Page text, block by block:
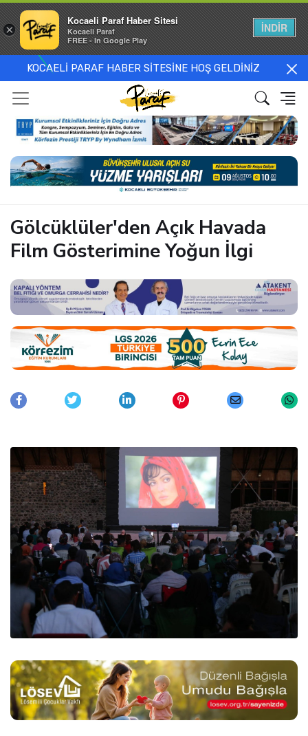
KOCAELİ PARAF HABER SİTESİNE HOŞ GELDİNİZ
Gölcüklüler'den Açık Havada
Film Gösterimine Yoğun İlgi
×
Kocaeli Paraf Haber Sitesi
Kocaeli Paraf
FREE - In Google Play
İNDİR